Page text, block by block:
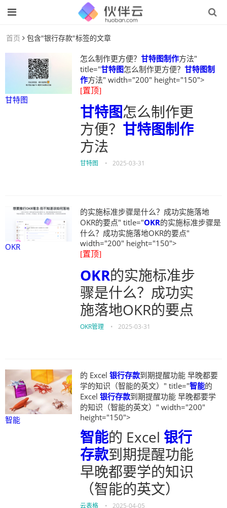
首页 包含"银行存款"标签的文章
甘特图
怎么制作更方便？ 甘特图制作方法"
title="甘特图怎么制作更方便？ 甘特图制
作方法" width="200" height="150">
[置顶]
甘特图怎么制作更
方便？ 甘特图制作
方法
甘特图 • 2025-03-31
OKR
的实施标准步骤是什么？成功实施落地
OKR的要点" title="OKR的实施标准步骤是
什么？成功实施落地OKR的要点"
width="200" height="150">
[置顶]
OKR的实施标准步
骤是什么？成功实
施落地OKR的要点
OKR管理 • 2025-03-31
智能
的 Excel 银行存款到期提醒功能 早晚都要
学的知识（智能的英文）" title="智能的
Excel 银行存款到期提醒功能 早晚都要学
的知识（智能的英文）" width="200"
height="150">
智能的 Excel 银行
存款到期提醒功能
早晚都要学的知识
（智能的英文）
云表格 • 2025-04-05